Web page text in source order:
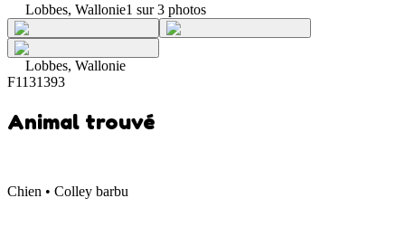
Lobbes, Wallonie1 sur 3 photos
Lobbes, Wallonie
F1131393
Animal trouvé
Chien • Colley barbu